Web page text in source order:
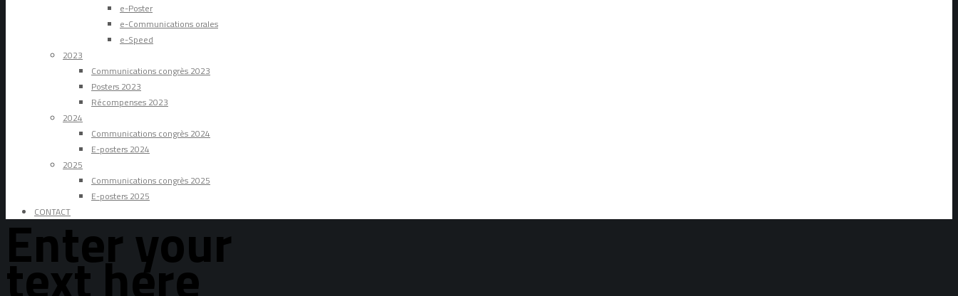
e-Poster
e-Communications orales
e-Speed
2023
Communications congrès 2023
Posters 2023
Récompenses 2023
2024
Communications congrès 2024
E-posters 2024
2025
Communications congrès 2025
E-posters 2025
CONTACT
Enter your
text here